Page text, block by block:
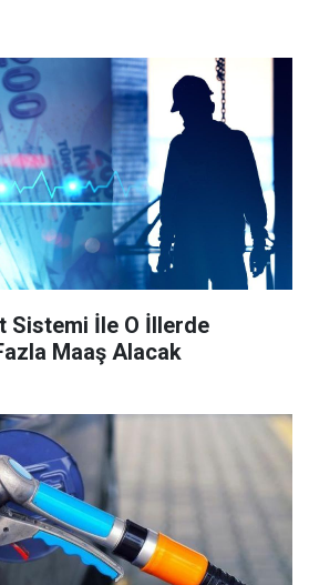
Sistemi İle O İllerde
Maaş Alacak